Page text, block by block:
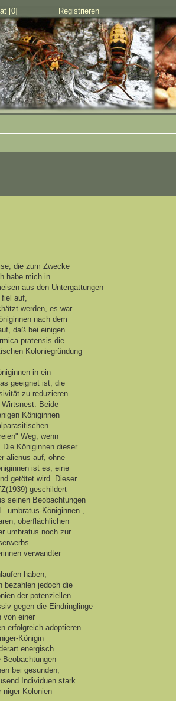
[0] Registrieren
die zum Zwecke
habe mich in
aus den Untergattungen
auf,
werden, es war
nach dem
daß bei einigen
pratensis die
Koloniegründung
in ein
geeignet ist, die
zu reduzieren
Beide
Königinnen
Weg, wenn
Königinnen dieser
alienus auf, ohne
ist es, eine
getötet wird. Dieser
geschildert
seinen Beobachtungen
umbratus-Königinnen ,
oberflächlichen
umbratus noch zur
verwandter
haben,
bezahlen jedoch die
der potenziellen
gegen die Eindringlinge
von einer
erfolgreich adoptieren
Königin
energisch
bei gesunden,
Individuen stark
Kolonien